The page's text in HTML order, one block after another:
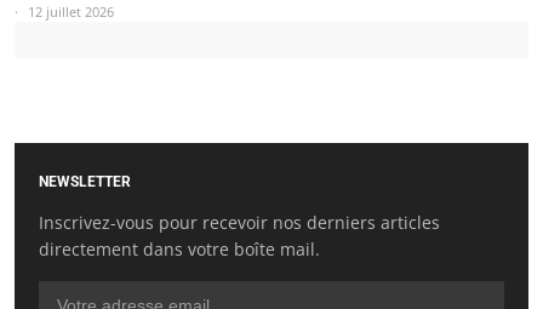
12 juillet 2026
NEWSLETTER
Inscrivez-vous pour recevoir nos derniers articles
directement dans votre boîte mail.